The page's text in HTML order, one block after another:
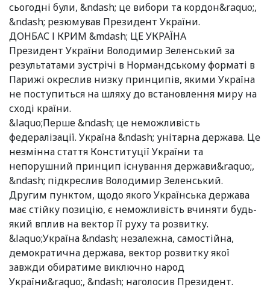
сьогодні були, &ndash; це вибори та кордон&raquo;,
&ndash; резюмував Президент України.
ДОНБАС І КРИМ &mdash; ЦЕ УКРАЇНА
Президент України Володимир Зеленський за
результатами зустрічі в Нормандському форматі в
Парижі окреслив низку принципів, якими Україна
не поступиться на шляху до встановлення миру на
сході країни.
&laquo;Перше &ndash; це неможливість
федералізації. Україна &ndash; унітарна держава. Це
незмінна стаття Конституції України та
непорушний принцип існування держави&raquo;,
&ndash; підкреслив Володимир Зеленський.
Другим пунктом, щодо якого Українська держава
має стійку позицію, є неможливість вчиняти будь-
який вплив на вектор її руху та розвитку.
&laquo;Україна &ndash; незалежна, самостійна,
демократична держава, вектор розвитку якої
завжди обиратиме виключно народ
України&raquo;, &ndash; наголосив Президент.